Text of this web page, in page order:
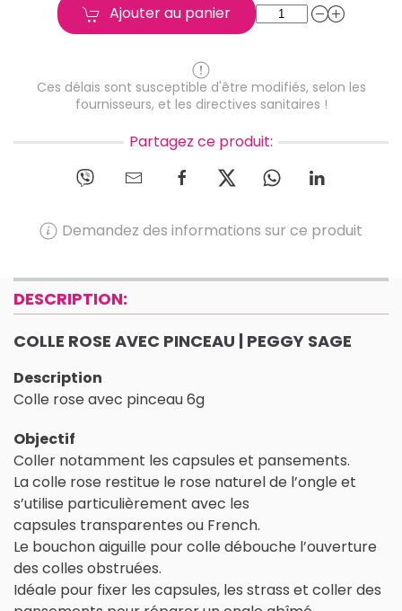
Ajouter au panier
Ces délais sont susceptible d'être modifiés, selon les
fournisseurs, et les directives sanitaires !
Partagez ce produit:
Demandez des informations sur ce produit
DESCRIPTION:
COLLE ROSE AVEC PINCEAU | PEGGY SAGE
Description
Colle rose avec pinceau 6g
Objectif
Coller notamment les capsules et pansements.
La colle rose restitue le rose naturel de l’ongle et
s’utilise particulièrement avec les
capsules transparentes ou French.
Le bouchon aiguille pour colle débouche l’ouverture
des colles obstruées.
Idéale pour fixer les capsules, les strass et coller des